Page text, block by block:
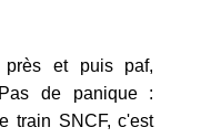
près et puis paf,
de panique :
train SNCF, c'est